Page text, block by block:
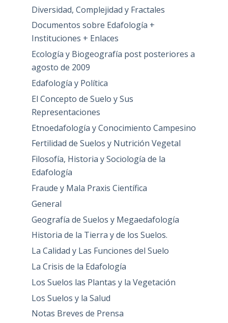
Diversidad, Complejidad y Fractales
Documentos sobre Edafología +
Instituciones + Enlaces
Ecología y Biogeografía post posteriores a
agosto de 2009
Edafología y Política
El Concepto de Suelo y Sus
Representaciones
Etnoedafología y Conocimiento Campesino
Fertilidad de Suelos y Nutrición Vegetal
Filosofía, Historia y Sociología de la
Edafología
Fraude y Mala Praxis Científica
General
Geografía de Suelos y Megaedafología
Historia de la Tierra y de los Suelos.
La Calidad y Las Funciones del Suelo
La Crisis de la Edafología
Los Suelos las Plantas y la Vegetación
Los Suelos y la Salud
Notas Breves de Prensa